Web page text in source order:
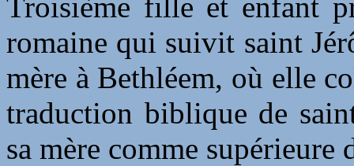
romaine qui suivit saint
mère à Bethléem, où elle
traduction biblique de
sa mère comme